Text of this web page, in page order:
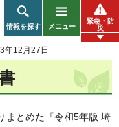
情報を探す メニュー
緊急・防
災
年12月27日
まとめた『令和5年版 埼